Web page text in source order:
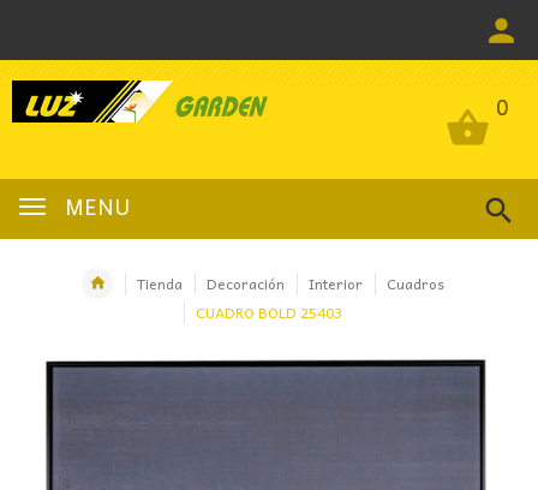
0
MENU
0
Tienda Decoración Interior
Cuadros
CUADRO BOLD 25403